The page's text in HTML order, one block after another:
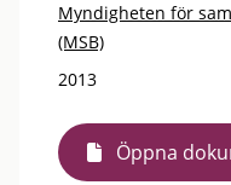
Myndigheten för
(MSB)
2013
Öppna